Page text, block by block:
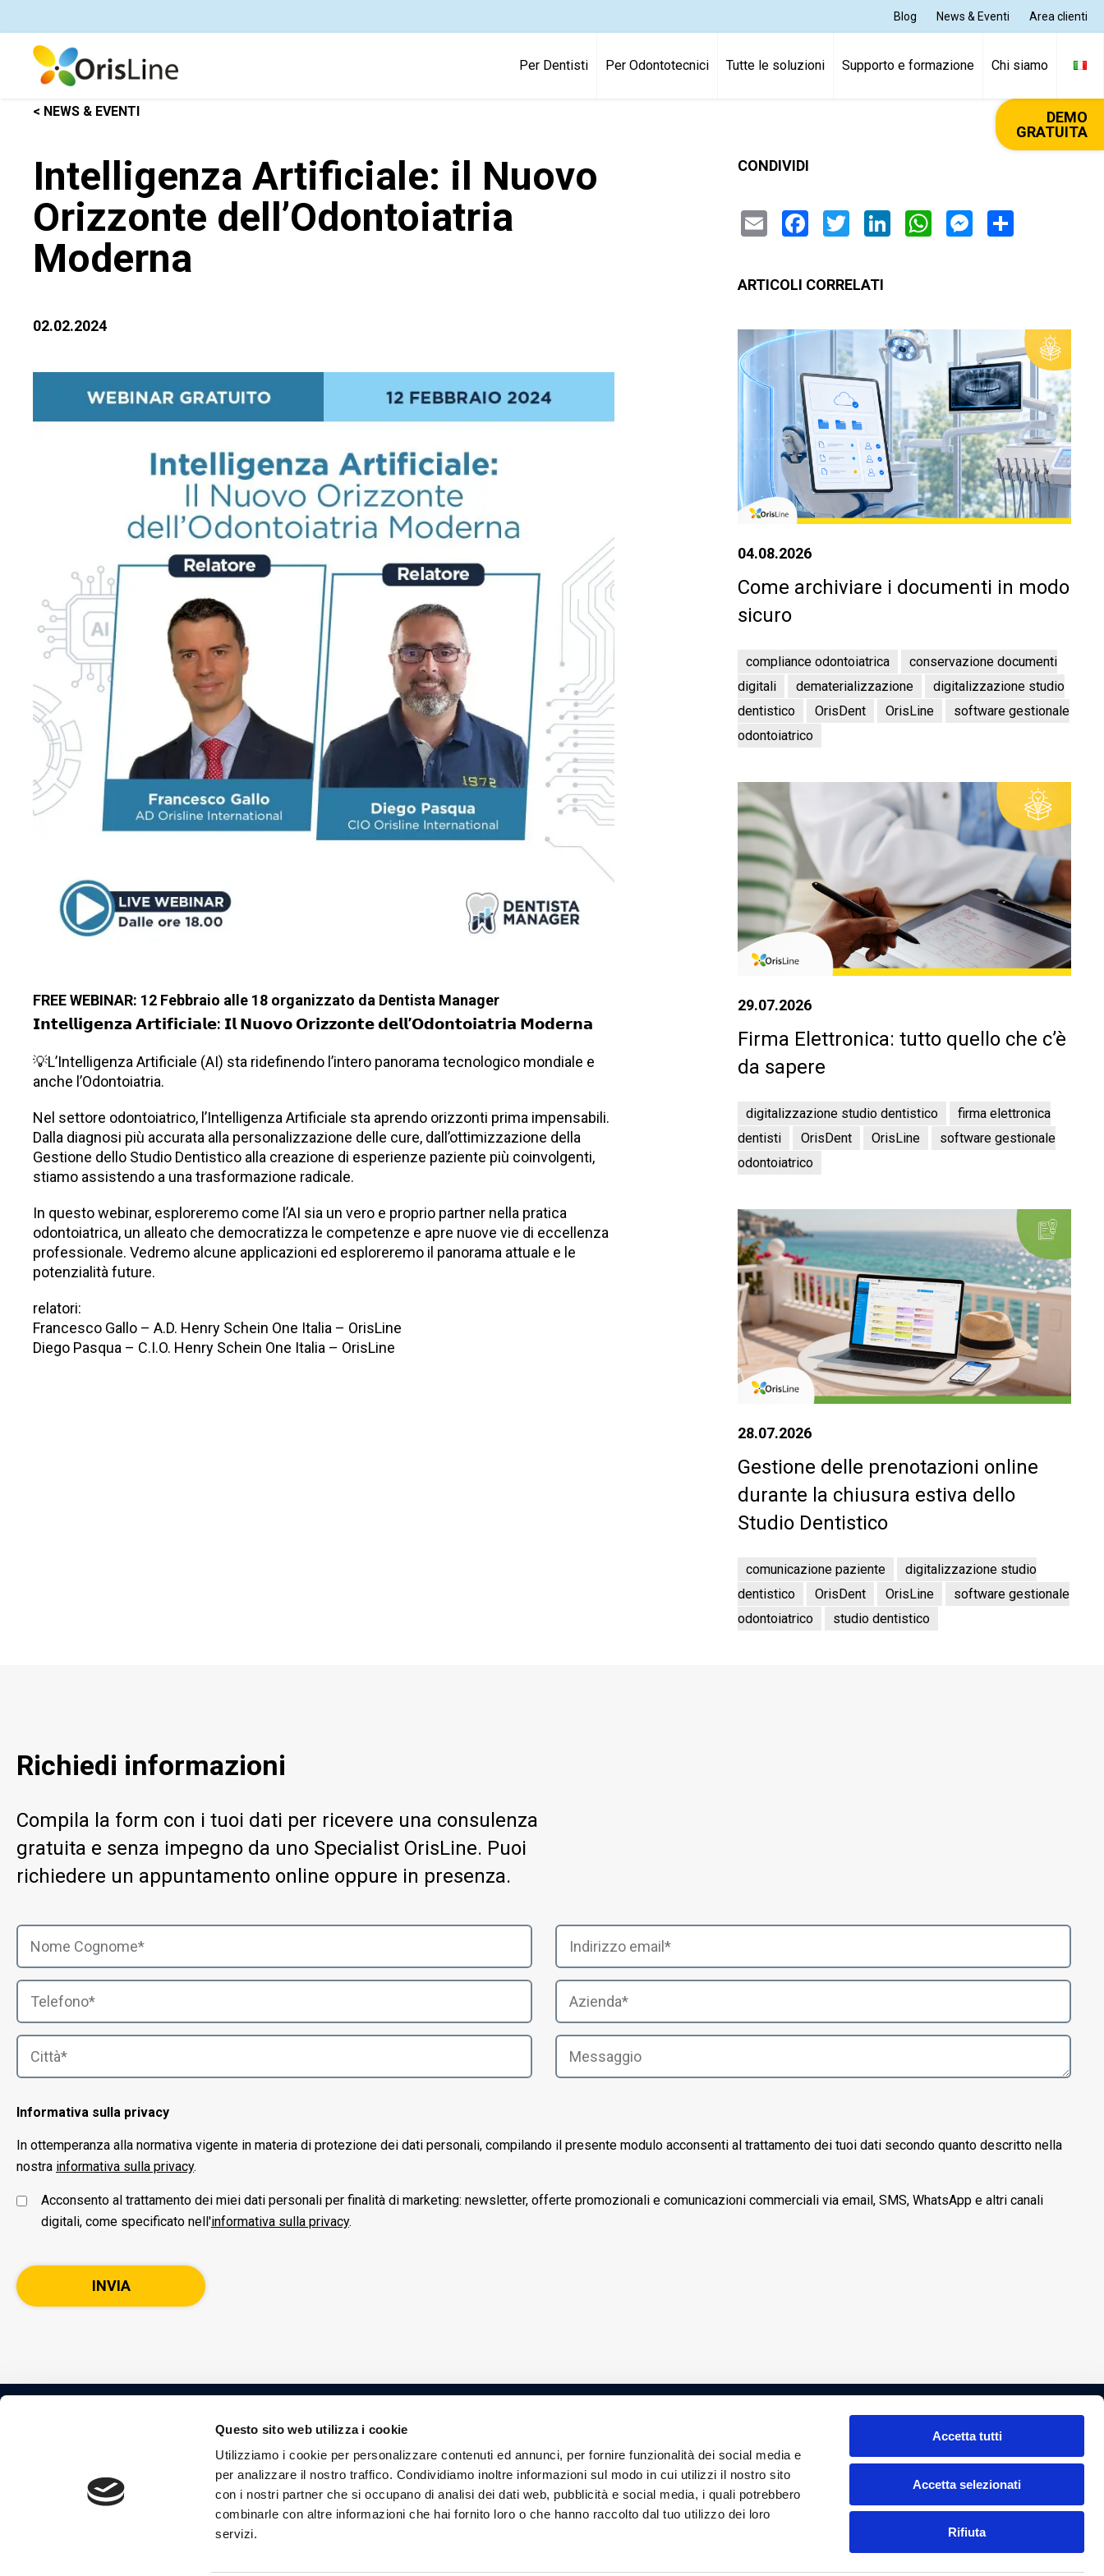
Questo sito web utilizza i cookie
Utilizziamo i cookie per personalizzare contenuti ed annunci, per fornire funzionalità dei social media e
per analizzare il nostro traffico. Condividiamo inoltre informazioni sul modo in cui utilizzi il nostro sito
con i nostri partner che si occupano di analisi dei dati web, pubblicità e social media, i quali potrebbero
combinarle con altre informazioni che hai fornito loro o che hanno raccolto dal tuo utilizzo dei loro
servizi.
Accetta tutti
Accetta selezionati
Rifiuta
DEMO
GRATUITA
Blog News & Eventi Area clienti
Per Dentisti Per Odontotecnici Tutte le soluzioni Supporto e formazione Chi siamo
< NEWS & EVENTI
Intelligenza Artificiale: il Nuovo
Orizzonte dell’Odontoiatria
Moderna
02.02.2024
FREE WEBINAR: 12 Febbraio alle 18 organizzato da Dentista Manager
𝗜𝗻𝘁𝗲𝗹𝗹𝗶𝗴𝗲𝗻𝘇𝗮 𝗔𝗿𝘁𝗶𝗳𝗶𝗰𝗶𝗮𝗹𝗲: 𝗜𝗹 𝗡𝘂𝗼𝘃𝗼 𝗢𝗿𝗶𝘇𝘇𝗼𝗻𝘁𝗲 𝗱𝗲𝗹𝗹’𝗢𝗱𝗼𝗻𝘁𝗼𝗶𝗮𝘁𝗿𝗶𝗮 𝗠𝗼𝗱𝗲𝗿𝗻𝗮
💡L’Intelligenza Artificiale (AI) sta ridefinendo l’intero panorama tecnologico mondiale e
anche l’Odontoiatria.
Nel settore odontoiatrico, l’Intelligenza Artificiale sta aprendo orizzonti prima impensabili.
Dalla diagnosi più accurata alla personalizzazione delle cure, dall’ottimizzazione della
Gestione dello Studio Dentistico alla creazione di esperienze paziente più coinvolgenti,
stiamo assistendo a una trasformazione radicale.
In questo webinar, esploreremo come l’AI sia un vero e proprio partner nella pratica
odontoiatrica, un alleato che democratizza le competenze e apre nuove vie di eccellenza
professionale. Vedremo alcune applicazioni ed esploreremo il panorama attuale e le
potenzialità future.
relatori:
Francesco Gallo – A.D. Henry Schein One Italia – OrisLine
Diego Pasqua – C.I.O. Henry Schein One Italia – OrisLine
CONDIVIDI
EmailFacebook
TwitterLinkedInWhatsApp
Messenger
ARTICOLI CORRELATI
04.08.2026
Come archiviare i documenti in modo
sicuro
compliance odontoiatrica
conservazione documenti
digitali
dematerializzazione
digitalizzazione studio
dentistico
OrisDent OrisLine
software gestionale
odontoiatrico
29.07.2026
Firma Elettronica: tutto quello che c’è
da sapere
digitalizzazione studio dentistico
firma elettronica
dentisti
OrisDent OrisLine
software gestionale
odontoiatrico
28.07.2026
Gestione delle prenotazioni online
durante la chiusura estiva dello
Studio Dentistico
comunicazione paziente
digitalizzazione studio
dentistico
OrisDent OrisLine
software gestionale
odontoiatrico
studio dentistico
Richiedi informazioni
Compila la form con i tuoi dati per ricevere una consulenza
gratuita e senza impegno da uno Specialist OrisLine. Puoi
richiedere un appuntamento online oppure in presenza.
Informativa sulla privacy
In ottemperanza alla normativa vigente in materia di protezione dei dati personali, compilando il presente modulo acconsenti al trattamento dei tuoi dati secondo quanto descritto nella
nostra informativa sulla privacy.
Acconsento al trattamento dei miei dati personali per finalità di marketing: newsletter, offerte promozionali e comunicazioni commerciali via email, SMS, WhatsApp e altri canali
digitali, come specificato nell'informativa sulla privacy.
Henry Schein ONE Italia srl
Via Giovanni Amendola, 7 20063, Cernusco sul Naviglio (MI)
P. IVA: IT11654690152.
signifies your agreement to the Terms of Use.
Privacy Policy
Cookie Policy